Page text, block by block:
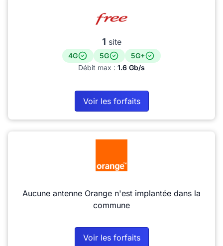
1 site
4G 5G
5G+
Débit max : 1.6 Gb/s
Voir les forfaits
Aucune antenne Orange n'est implantée dans la
commune
Voir les forfaits